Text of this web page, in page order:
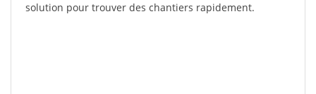
solution pour trouver des chantiers rapidement.